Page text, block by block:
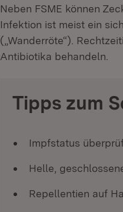
Neben FSME können
Infektion ist meist ein
(„Wanderröte“).
Antibiotika behandeln.
Tipps zum
Impfstatus
Helle,
Repellentien auf